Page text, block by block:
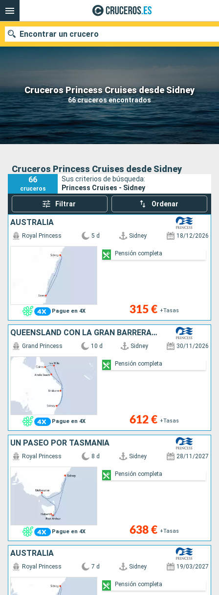
Cruceros Princess Cruises desde Sidney
66 cruceros encontrados
Encontrar un crucero
Nuestros destinos
Fecha de salida
Puertos Compañías
Cruceros Princess Cruises desde Sidney
66
cruceros
Sus criterios de búsqueda:
Princess Cruises - Sidney
Filtrar Ordenar
AUSTRALIA
Pague en 4X
Royal Princess 5 d Sidney 18/12/2026
315 € +Tasas
Pensión completa
QUEENSLAND CON LA GRAN BARRERA DE CORAL
Pague en 4X
Grand Princess 10 d Sidney 30/11/2026
612 € +Tasas
Pensión completa
UN PASEO POR TASMANIA
Pague en 4X
Royal Princess 8 d Sidney 28/11/2027
638 € +Tasas
Pensión completa
AUSTRALIA
Royal Princess 7 d Sidney 19/03/2027
Pensión completa